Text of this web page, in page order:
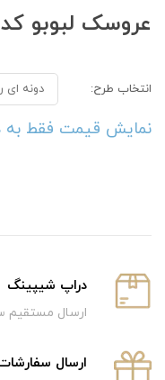
عروسک لبوبو کد ac3033
انتخاب طرح: دونه ای
نمایش قیمت فقط به
دراپ شیپینگ
ارسال مستقیم
ارسال